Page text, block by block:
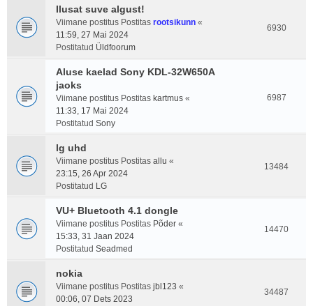
Ilusat suve algust!
Viimane postitus Postitas rootsikunn «
11:59, 27 Mai 2024
Postitatud Üldfoorum
6930
Aluse kaelad Sony KDL-32W650A
jaoks
Viimane postitus Postitas kartmus «
11:33, 17 Mai 2024
Postitatud Sony
6987
lg uhd
Viimane postitus Postitas allu «
23:15, 26 Apr 2024
Postitatud LG
13484
VU+ Bluetooth 4.1 dongle
Viimane postitus Postitas Põder «
15:33, 31 Jaan 2024
Postitatud Seadmed
14470
nokia
Viimane postitus Postitas jbl123 «
00:06, 07 Dets 2023
34487